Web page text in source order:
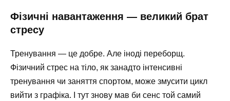
Фізичні навантаження — великий брат
стресу
Тренування — це добре. Але іноді переборщ.
Фізичний стрес на тіло, як занадто інтенсивні
тренування чи заняття спортом, може змусити цикл
вийти з графіка. І тут знову мав би сенс той самий